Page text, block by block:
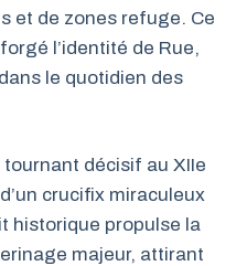
et de zones refuge. Ce
l’identité de Rue,
le quotidien des
tournant décisif au XIIe
crucifix miraculeux
historique propulse la
majeur, attirant